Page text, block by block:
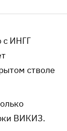
с ИНГГ
стволе
ВИКИЗ.